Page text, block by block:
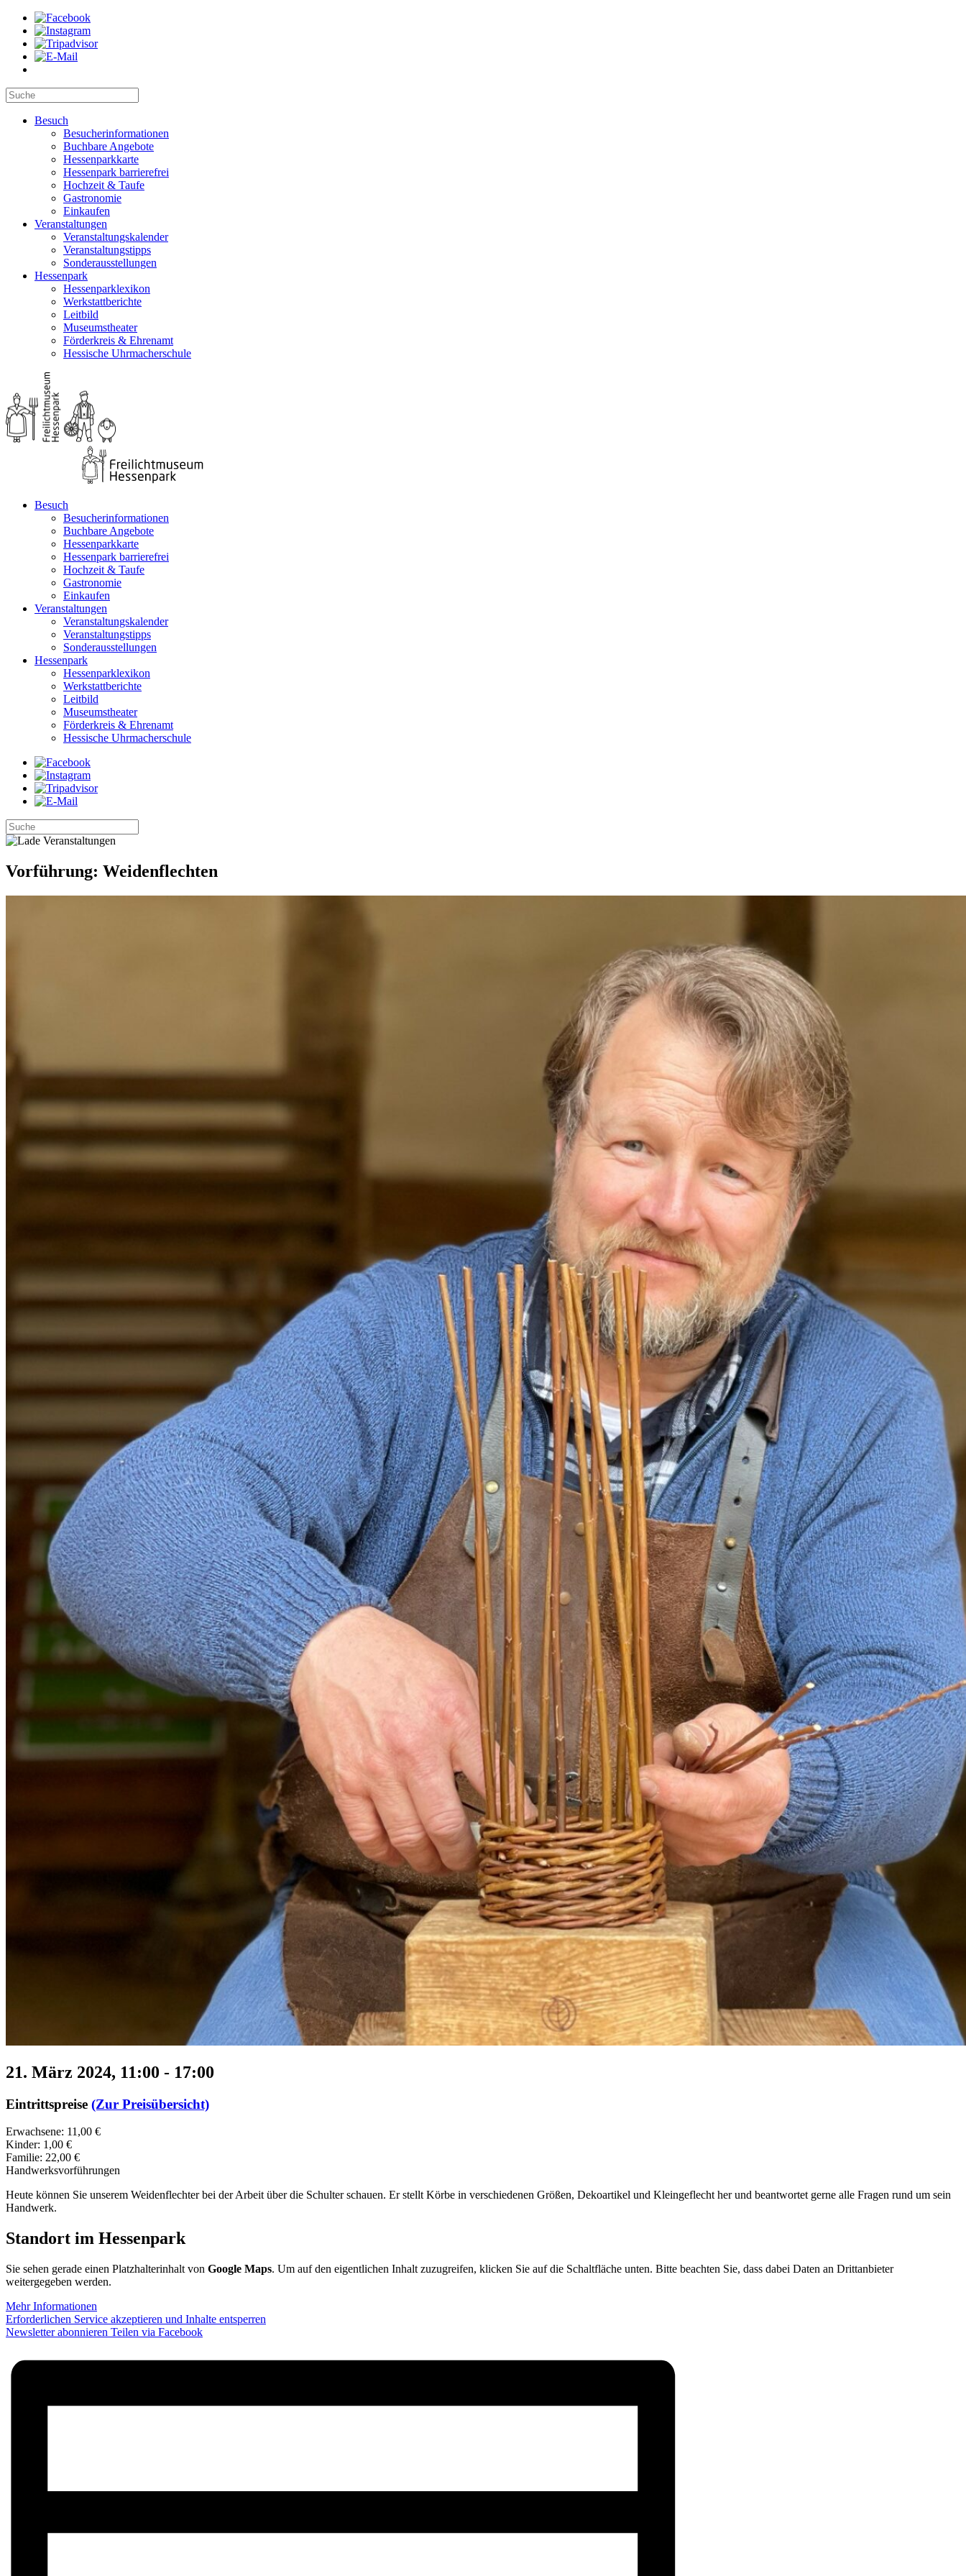
Besuch
Besucherinformationen
Buchbare Angebote
Hessenparkkarte
Hessenpark barrierefrei
Hochzeit & Taufe
Gastronomie
Einkaufen
Veranstaltungen
Veranstaltungskalender
Veranstaltungstipps
Sonderausstellungen
Hessenpark
Hessenparklexikon
Werkstattberichte
Leitbild
Museumstheater
Förderkreis & Ehrenamt
Hessische Uhrmacherschule
Besuch
Besucherinformationen
Buchbare Angebote
Hessenparkkarte
Hessenpark barrierefrei
Hochzeit & Taufe
Gastronomie
Einkaufen
Veranstaltungen
Veranstaltungskalender
Veranstaltungstipps
Sonderausstellungen
Hessenpark
Hessenparklexikon
Werkstattberichte
Leitbild
Museumstheater
Förderkreis & Ehrenamt
Hessische Uhrmacherschule
Vorführung: Weidenflechten
21. März 2024, 11:00 - 17:00
Eintrittspreise (Zur Preisübersicht)
Erwachsene: 11,00 €
Kinder: 1,00 €
Familie: 22,00 €
Handwerksvorführungen
Heute können Sie unserem Weidenflechter bei der Arbeit über die Schulter schauen. Er stellt Körbe in verschiedenen Größen, Dekoartikel und Kleingeflecht her und beantwortet gerne alle Fragen rund um sein
Handwerk.
Standort im Hessenpark
Sie sehen gerade einen Platzhalterinhalt von Google Maps. Um auf den eigentlichen Inhalt zuzugreifen, klicken Sie auf die Schaltfläche unten. Bitte beachten Sie, dass dabei Daten an Drittanbieter
weitergegeben werden.
Mehr Informationen
Erforderlichen Service akzeptieren und Inhalte entsperren
Newsletter abonnieren Teilen via Facebook